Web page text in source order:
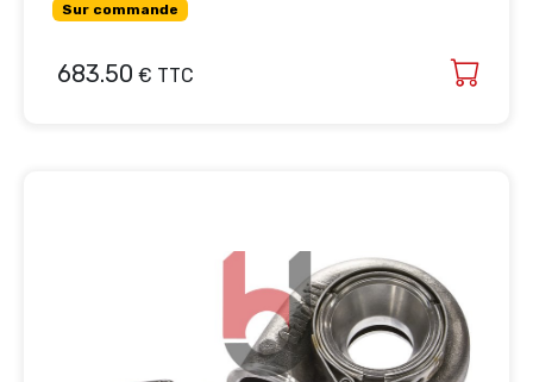
Sur commande
683.50 € TTC